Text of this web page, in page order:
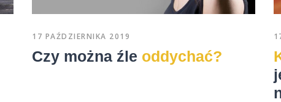
17 PAŹDZIERNIKA 2019
Czy można źle oddychać?